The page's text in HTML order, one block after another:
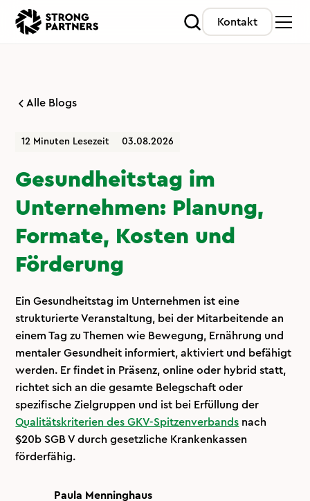
Kontakt
Alle Blogs
12 Minuten Lesezeit 03.08.2026
Gesundheitstag im
Unternehmen: Planung,
Formate, Kosten und
Förderung
Ein Gesundheitstag im Unternehmen ist eine
strukturierte Veranstaltung, bei der Mitarbeitende an
einem Tag zu Themen wie Bewegung, Ernährung und
mentaler Gesundheit informiert, aktiviert und befähigt
werden. Er findet in Präsenz, online oder hybrid statt,
richtet sich an die gesamte Belegschaft oder
spezifische Zielgruppen und ist bei Erfüllung der
Qualitätskriterien des GKV-Spitzenverbands nach
§20b SGB V durch gesetzliche Krankenkassen
förderfähig.
Paula Menninghaus